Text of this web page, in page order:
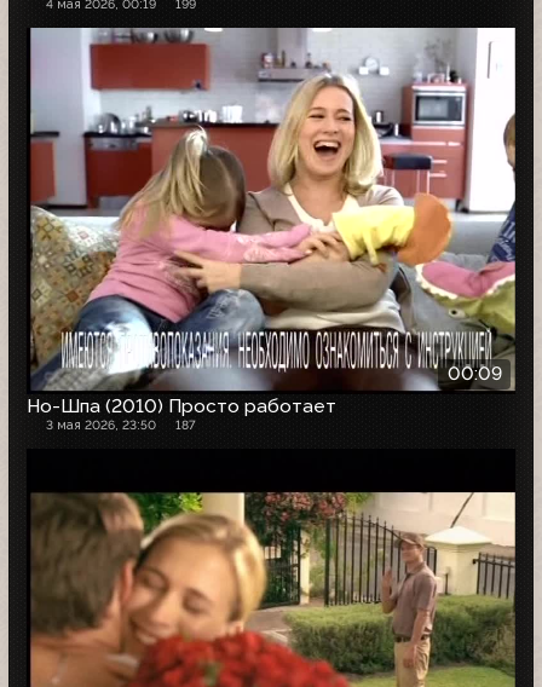
4 мая 2026, 00:19 199
00:09
Но-Шпа (2010) Просто работает
3 мая 2026, 23:50 187